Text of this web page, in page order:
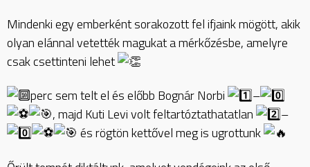
Mindenki egy emberként sorakozott fel ifjaink mögött, akik
olyan elánnal vetették magukat a mérkőzésbe, amelyre
csak csettinteni lehet
perc sem telt el és előbb Bognár Norbi
–
, majd Kuti Levi volt feltartóztathatatlan
–
és rögtön kettővel meg is ugrottunk